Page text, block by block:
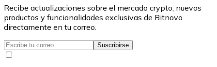
Recibe actualizaciones sobre el mercado crypto, nuevos
productos y funcionalidades exclusivas de Bitnovo
directamente en tu correo.
Suscribirse